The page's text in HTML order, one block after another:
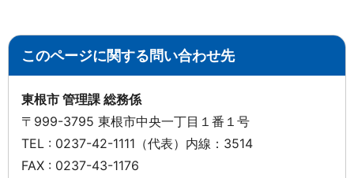
このページに関する問い合わせ先
東根市 管理課 総務係
〒999-3795 東根市中央一丁目１番１号
TEL : 0237-42-1111（代表）内線：3514
FAX : 0237-43-1176